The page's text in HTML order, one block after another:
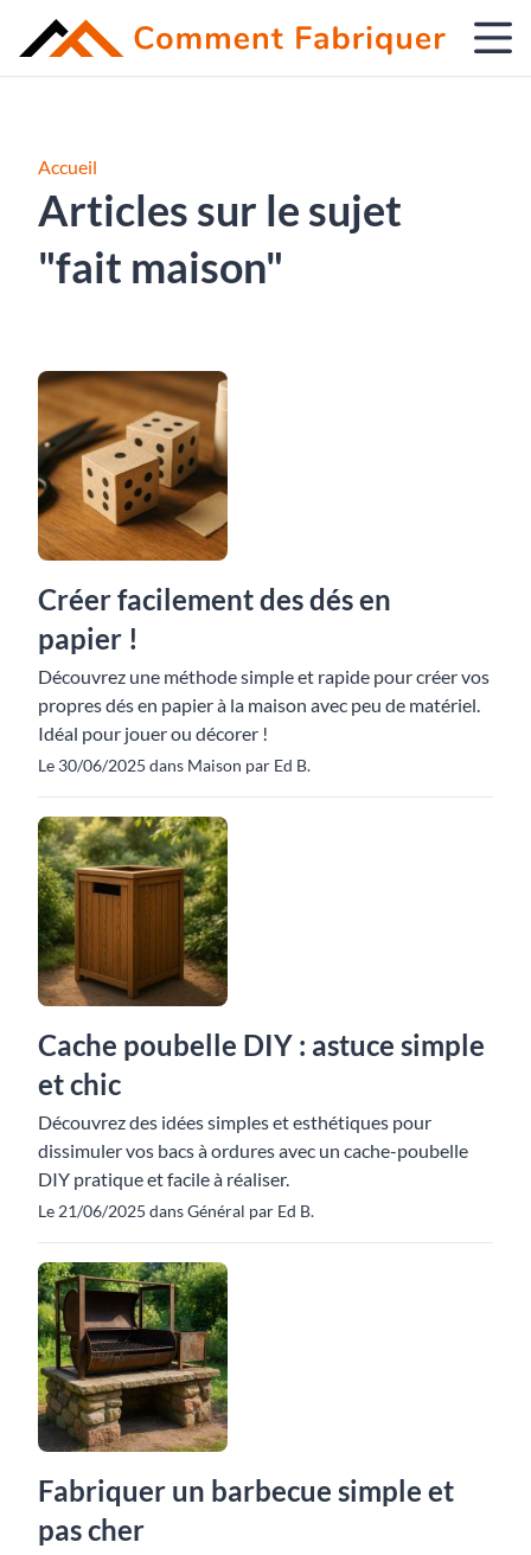
Accueil
Articles sur le sujet
"fait maison"
Créer facilement des dés en
papier !
Découvrez une méthode simple et rapide pour créer vos
propres dés en papier à la maison avec peu de matériel.
Idéal pour jouer ou décorer !
Le 30/06/2025 dans Maison par Ed B.
Cache poubelle DIY : astuce simple
et chic
Découvrez des idées simples et esthétiques pour
dissimuler vos bacs à ordures avec un cache-poubelle
DIY pratique et facile à réaliser.
Le 21/06/2025 dans Général par Ed B.
Fabriquer un barbecue simple et
pas cher